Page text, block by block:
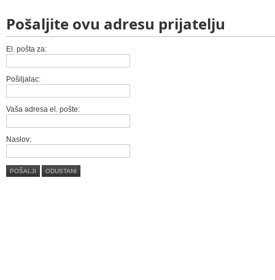
Pošaljite ovu adresu prijatelju
El. pošta za:
Pošiljalac:
Vaša adresa el. pošte:
Naslov:
POŠALJI ODUSTANI